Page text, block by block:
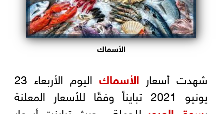
الأسماك
شهدت أسعار الأسماك
اليوم الأربعاء 23
يونيو 2021 تبايناً وفقًا للأسعار المعلنة